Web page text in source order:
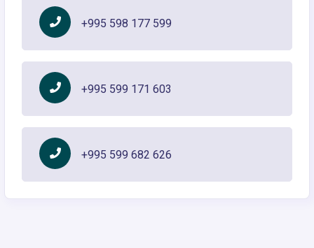
+995 598 177 599
+995 599 171 603
+995 599 682 626